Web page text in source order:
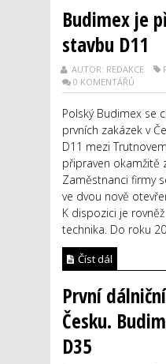
Budimex je
stavbu D11
AUTOR: REDAKCE
0 KOMENTÁŘŮ
Polský Budimex se
prvních zakázek v
D11 mezi
připraven okamžitě
Zaměstnanci firmy
ve dvou nově
K dispozici je
technika. Do roku
Číst dál
První
Česku.
D35